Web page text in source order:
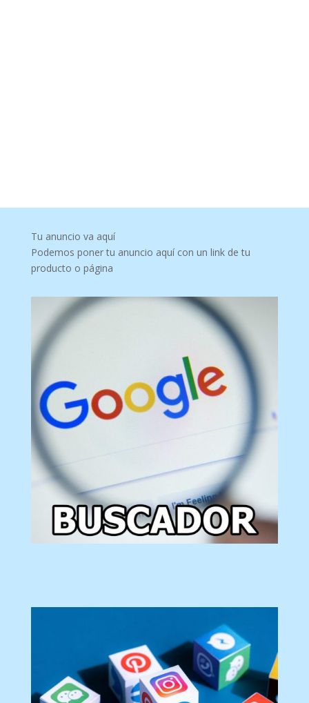
Tu anuncio va aquí
Podemos poner tu anuncio aquí con un link de tu
producto o página